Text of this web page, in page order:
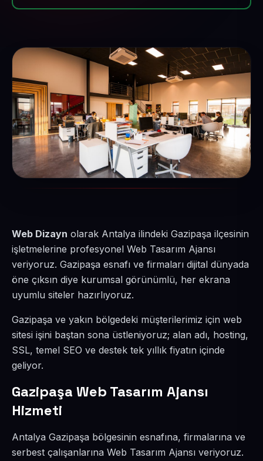
Web Dizayn olarak Antalya ilindeki Gazipaşa ilçesinin
işletmelerine profesyonel Web Tasarım Ajansı
veriyoruz. Gazipaşa esnafı ve firmaları dijital dünyada
öne çıksın diye kurumsal görünümlü, her ekrana
uyumlu siteler hazırlıyoruz.
Gazipaşa ve yakın bölgedeki müşterilerimiz için web
sitesi işini baştan sona üstleniyoruz; alan adı, hosting,
SSL, temel SEO ve destek tek yıllık fiyatın içinde
geliyor.
Gazipaşa Web Tasarım Ajansı
Hizmeti
Antalya Gazipaşa bölgesinin esnafına, firmalarına ve
serbest çalışanlarına Web Tasarım Ajansı veriyoruz.